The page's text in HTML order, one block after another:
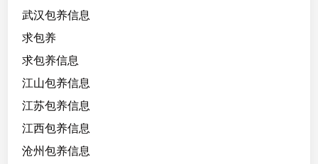
武汉包养信息
求包养
求包养信息
江山包养信息
江苏包养信息
江西包养信息
沧州包养信息